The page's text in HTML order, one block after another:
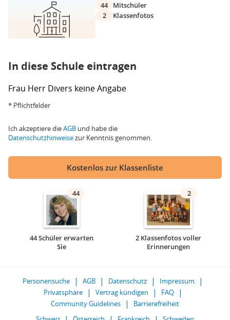
44
Mitschüler
2
Klassenfotos
In diese Schule eintragen
Frau Herr Divers keine Angabe
* Pflichtfelder
Ich akzeptiere dieAGB und habe die
Datenschutzhinweisezur Kenntnis genommen.
Kostenlos zur Klassenliste
44
44 Schüler erwarten
Sie
2
2 Klassenfotos voller
Erinnerungen
Personensuche AGB Datenschutz
Impressum
Privatsphäre
Vertrag kündigen
FAQ
Community Guidelines
Barrierefreiheit